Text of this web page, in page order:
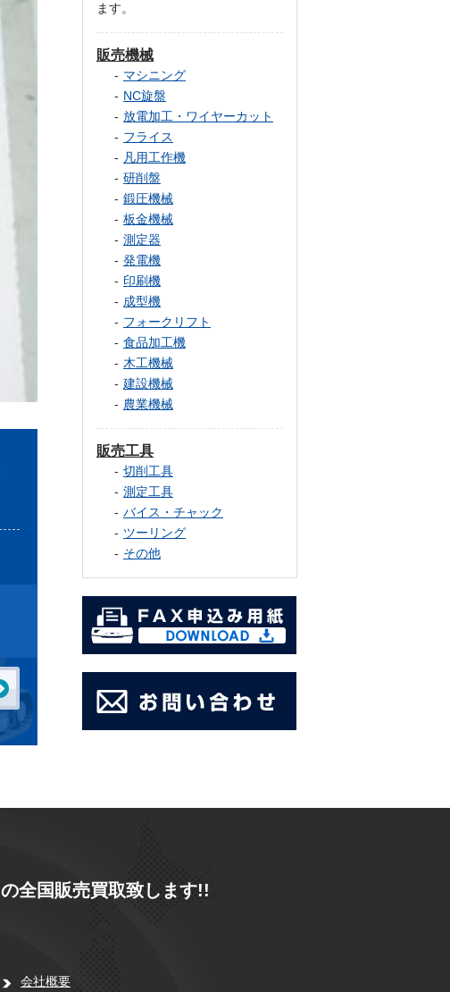
ます。
販売機械
マシニング
NC旋盤
放電加工・ワイヤーカット
フライス
凡用工作機
研削盤
鍛圧機械
板金機械
測定器
発電機
印刷機
成型機
フォークリフト
食品加工機
木工機械
建設機械
農業機械
販売工具
切削工具
測定工具
バイス・チャック
ツーリング
その他
の全国販売買取致します!!
会社概要